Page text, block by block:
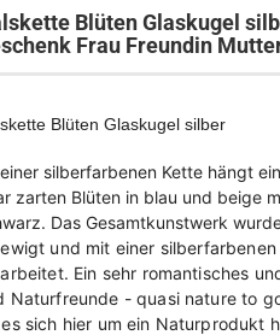
Blüten Glaskugel
Frau Freundin
Blüten Glaskugel silber
silberfarbenen Kette hängt
zarten Blüten in blau und beige
Das Gesamtkunstwerk
und mit einer
Ein sehr romantisches
Naturfreunde - quasi nature to
sich hier um ein Naturprodukt